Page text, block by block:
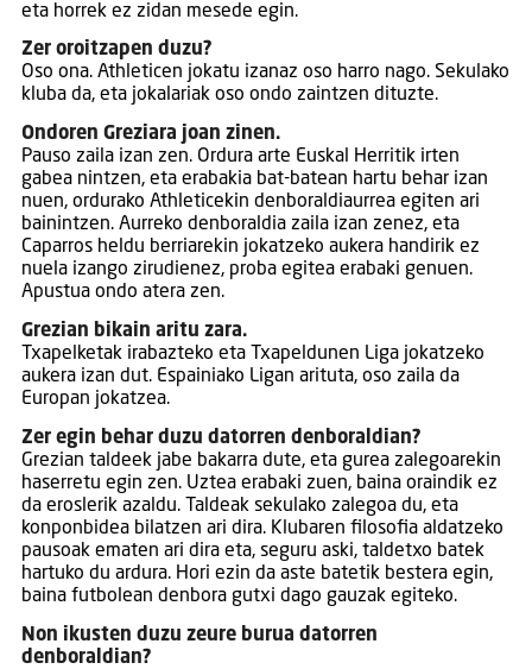
eta horrek ez zidan mesede egin.
Zer oroitzapen duzu?
Oso ona. Athleticen jokatu izanaz oso harro nago. Sekulako
kluba da, eta jokalariak oso ondo zaintzen dituzte.
Ondoren Greziara joan zinen.
Pauso zaila izan zen. Ordura arte Euskal Herritik irten
gabea nintzen, eta erabakia bat-batean hartu behar izan
nuen, ordurako Athleticekin denboraldiaurrea egiten ari
bainintzen. Aurreko denboraldia zaila izan zenez, eta
Caparros heldu berriarekin jokatzeko aukera handirik ez
nuela izango zirudienez, proba egitea erabaki genuen.
Apustua ondo atera zen.
Grezian bikain aritu zara.
Txapelketak irabazteko eta Txapeldunen Liga jokatzeko
aukera izan dut. Espainiako Ligan arituta, oso zaila da
Europan jokatzea.
Zer egin behar duzu datorren denboraldian?
Grezian taldeek jabe bakarra dute, eta gurea zalegoarekin
haserretu egin zen. Uztea erabaki zuen, baina oraindik ez
da eroslerik azaldu. Taldeak sekulako zalegoa du, eta
konponbidea bilatzen ari dira. Klubaren filosofia aldatzeko
pausoak ematen ari dira eta, seguru aski, taldetxo batek
hartuko du ardura. Hori ezin da aste batetik bestera egin,
baina futbolean denbora gutxi dago gauzak egiteko.
Non ikusten duzu zeure burua datorren
denboraldian?